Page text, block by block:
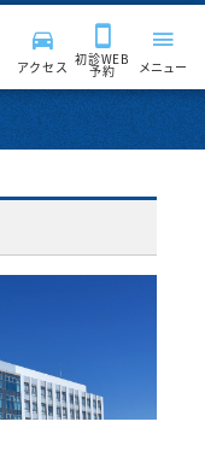
アクセス 初診WEB
予約 メニュー